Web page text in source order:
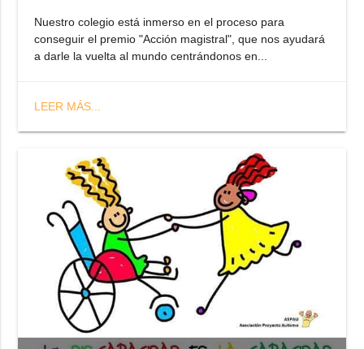
Nuestro colegio está inmerso en el proceso para
conseguir el premio "Acción magistral", que nos ayudará
a darle la vuelta al mundo centrándonos en...
LEER MÁS...